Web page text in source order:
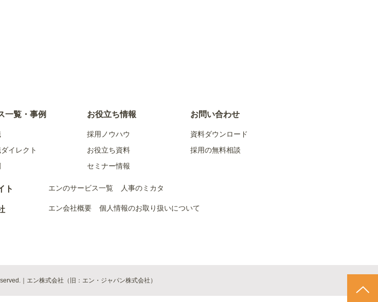
一覧・事例
イレクト
お役立ち情報
採用ノウハウ
お役立ち資料
セミナー情報
お問い合わせ
資料ダウンロード
採用の無料相談
ト エンのサービス一覧 人事のミカタ
エン会社概要 個人情報のお取り扱いについて
｜エン株式会社（旧：エン・ジャパン株式会社）